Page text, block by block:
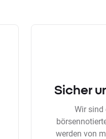
Sicher
Wir sind
werden von